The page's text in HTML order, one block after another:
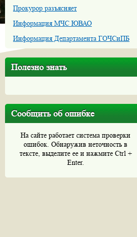
Прокурор разъясняет
Информация МЧС ЮВАО
Информация Департамента ГОЧСиПБ
Полезно знать
Сообщить об ошибке
На сайте работает система проверки
ошибок. Обнаружив неточность в
тексте, выделите ее и нажмите Ctrl +
Enter.